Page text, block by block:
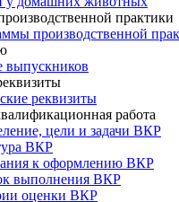
практики
производственной
выпускников
реквизиты
работа
цели и задачи ВКР
ВКР
к оформлению ВКР
выполнения ВКР
оценки ВКР